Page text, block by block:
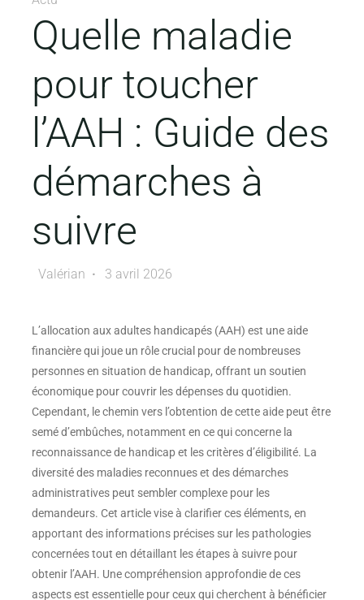
Quelle maladie
pour toucher
l’AAH : Guide des
démarches à
suivre
Valérian 3 avril 2026
L’allocation aux adultes handicapés (AAH) est une aide
financière qui joue un rôle crucial pour de nombreuses
personnes en situation de handicap, offrant un soutien
économique pour couvrir les dépenses du quotidien.
Cependant, le chemin vers l’obtention de cette aide peut être
semé d’embûches, notamment en ce qui concerne la
reconnaissance de handicap et les critères d’éligibilité. La
diversité des maladies reconnues et des démarches
administratives peut sembler complexe pour les
demandeurs. Cet article vise à clarifier ces éléments, en
apportant des informations précises sur les pathologies
concernées tout en détaillant les étapes à suivre pour
obtenir l’AAH. Une compréhension approfondie de ces
aspects est essentielle pour ceux qui cherchent à bénéficier